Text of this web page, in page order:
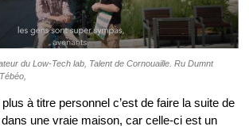
du Low-Tech lab, Talent de Cornouaille. Ru Dumnt
à titre personnel c’est de faire la suite de
une vraie maison, car celle-ci est un